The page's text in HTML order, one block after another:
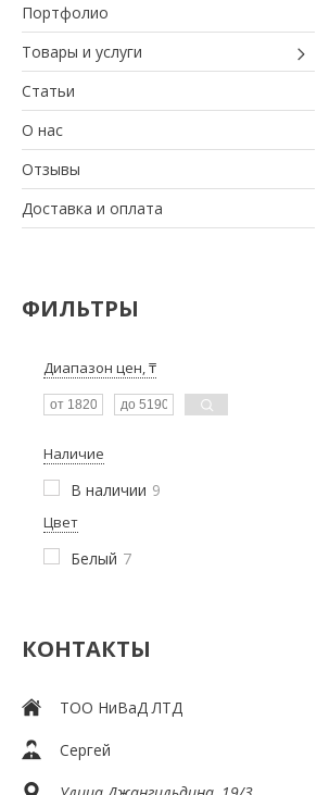
Портфолио
Товары и услуги
Статьи
О нас
Отзывы
Доставка и оплата
ФИЛЬТРЫ
Диапазон цен, ₸
Наличие
В наличии 9
Цвет
Белый 7
КОНТАКТЫ
ТОО НиВаД ЛТД
Сергей